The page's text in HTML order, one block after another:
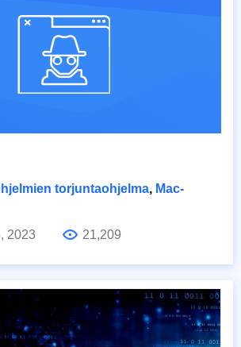
torjuntaohjelma, Mac-
2023
21,209